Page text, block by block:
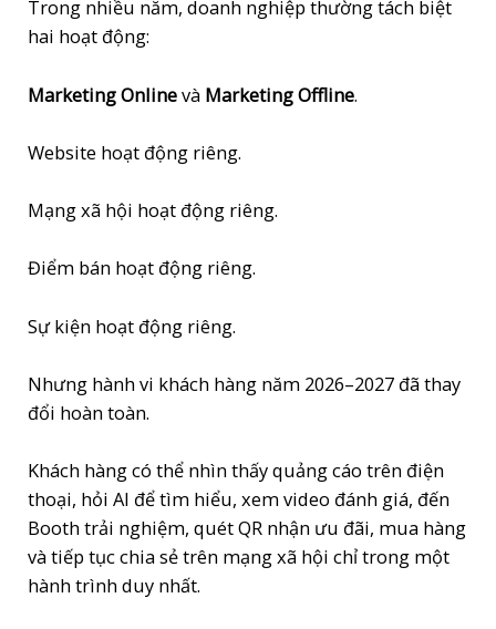
số
hợp
thành
trải
thương
|
Xe
Bán
Hàng
Gòn
quantity
Trong nhiều năm, doanh nghiệp thường tách biệt
hai hoạt động:
Marketing Onlinevà Marketing Offline.
Website hoạt động riêng.
Mạng xã hội hoạt động riêng.
Điểm bán hoạt động riêng.
Sự kiện hoạt động riêng.
Nhưng hành vi khách hàng năm 2026–2027 đã thay
đổi hoàn toàn.
Khách hàng có thể nhìn thấy quảng cáo trên điện
thoại, hỏi AI để tìm hiểu, xem video đánh giá, đến
Booth trải nghiệm, quét QR nhận ưu đãi, mua hàng
và tiếp tục chia sẻ trên mạng xã hội chỉ trong một
hành trình duy nhất.